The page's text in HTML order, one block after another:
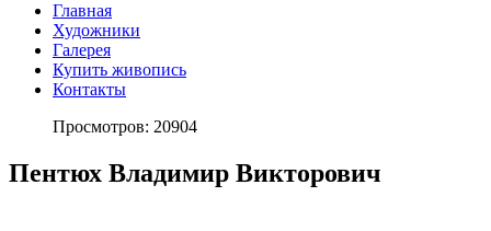
Главная
Художники
Галерея
Купить живопись
Контакты
Просмотров: 20904
Пентюх Владимир Викторович